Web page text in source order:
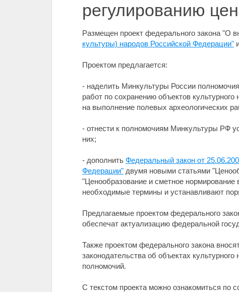
регулированию
Размещен проект федерального закона "О
культуры) народов Российской Федерации"
Проектом предлагается:
- наделить Минкультуры России
работ по сохранению объектов
на выполнение полевых археологических
- отнести к полномочиям Минкультуры РФ
них;
- дополнить Федеральный закон от
Федерации" двумя новыми статьями
"Ценообразование и сметное
необходимые термины и устанавливают
Предлагаемые проектом федерального
обеспечат актуализацию федеральной
Также проектом федерального закона
законодательства об объектах
полномочий.
С текстом проекта можно ознакомиться по